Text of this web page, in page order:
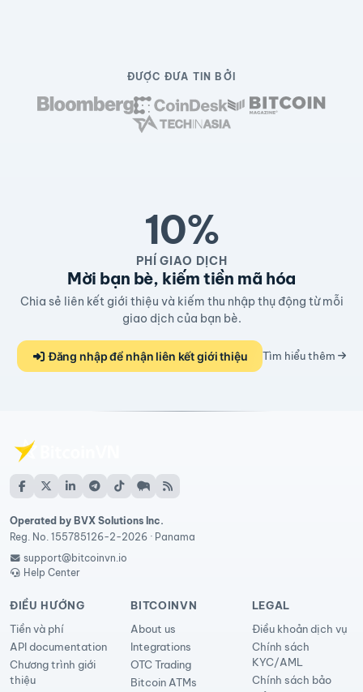
ĐƯỢC ĐƯA TIN BỞI
10%
PHÍ GIAO DỊCH
Mời bạn bè, kiếm tiền mã hóa
Chia sẻ liên kết giới thiệu và kiếm thu nhập thụ động từ mỗi
giao dịch của bạn bè.
Đăng nhập để nhận liên kết giới thiệu Tìm hiểu thêm
Operated by BVX Solutions Inc.
Reg. No. 155785126-2-2026 · Panama
support@bitcoinvn.io
Help Center
ĐIỀU HƯỚNG
Tiền và phí
API documentation
Chương trình giới
thiệu
BITCOINVN
About us
Integrations
OTC Trading
Bitcoin ATMs
LEGAL
Điều khoản dịch vụ
Chính sách
KYC/AML
Chính sách bảo